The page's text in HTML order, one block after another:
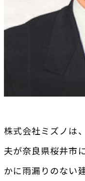
株式会社ミズノは
夫が奈良県桜井市
かに雨漏りのない